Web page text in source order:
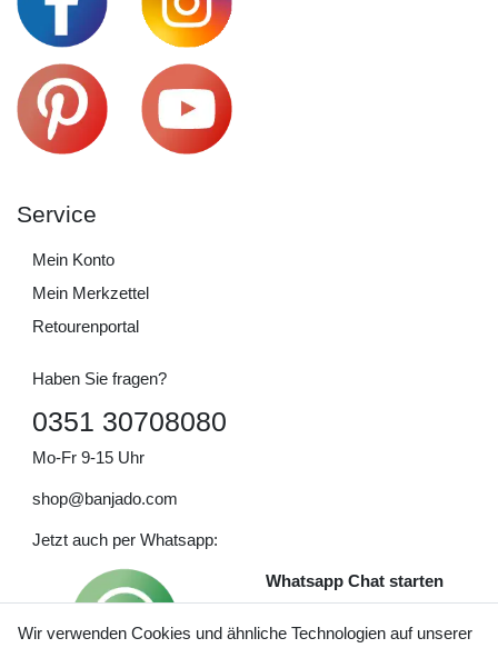
Service
Mein Konto
Mein Merkzettel
Retourenportal
Haben Sie fragen?
0351 30708080
Mo-Fr 9-15 Uhr
shop@banjado.com
Jetzt auch per Whatsapp:
Whatsapp Chat starten
Wir verwenden Cookies und ähnliche Technologien auf unserer